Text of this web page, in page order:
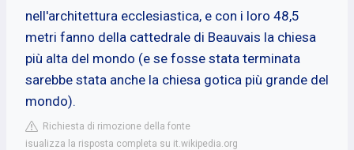
nell'architettura ecclesiastica, e con i loro 48,5
metri fanno della cattedrale di Beauvais la chiesa
più alta del mondo (e se fosse stata terminata
sarebbe stata anche la chiesa gotica più grande del
mondo).
Richiesta di rimozione della fonte
isualizza la risposta completa su it.wikipedia.org